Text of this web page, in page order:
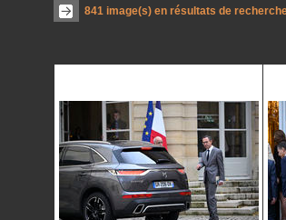
841 image(s) en résultats de